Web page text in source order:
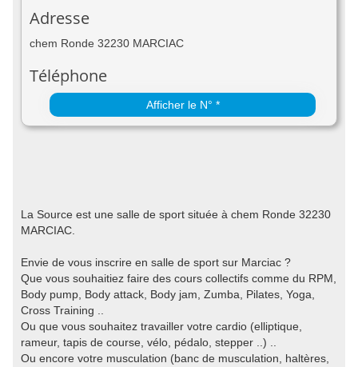
Adresse
chem Ronde 32230 MARCIAC
Téléphone
Afficher le N° *
La Source est une salle de sport située à chem Ronde 32230
MARCIAC.
Envie de vous inscrire en salle de sport sur Marciac ?
Que vous souhaitiez faire des cours collectifs comme du RPM,
Body pump, Body attack, Body jam, Zumba, Pilates, Yoga,
Cross Training ..
Ou que vous souhaitez travailler votre cardio (elliptique,
rameur, tapis de course, vélo, pédalo, stepper ..) ..
Ou encore votre musculation (banc de musculation, haltères,